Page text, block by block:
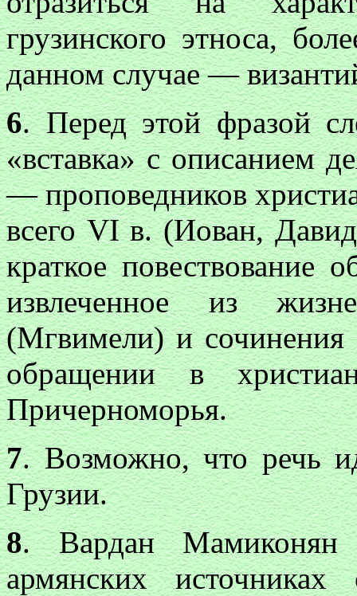
грузинского этноса,
данном случае —
6. Перед этой фразой
«вставка» с описанием
— проповедников
всегоVIв. (Иован,
краткое повествование
извлеченное из
(Мгвимели) и
обращении в
Причерноморья.
7. Возможно, что речь
Грузии.
8. Вардан
армянских источниках